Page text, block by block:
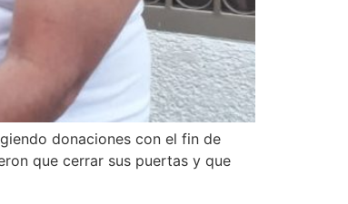
donaciones con el fin de
que cerrar sus puertas y que